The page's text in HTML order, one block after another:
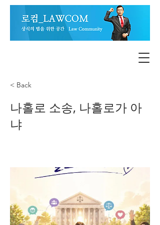
< Back
나홀로 소송, 나홀로가 아
냐